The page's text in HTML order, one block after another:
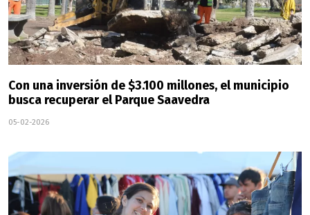
Con una inversión de $3.100 millones, el municipio
busca recuperar el Parque Saavedra
05-02-2026